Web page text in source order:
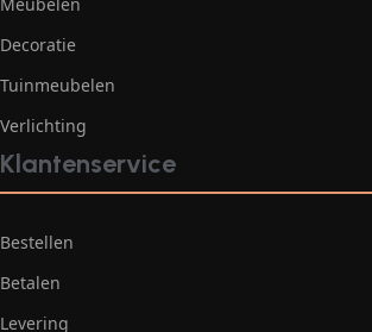
Decoratie
Tuinmeubelen
Verlichting
Klantenservice
Bestellen
Betalen
Levering